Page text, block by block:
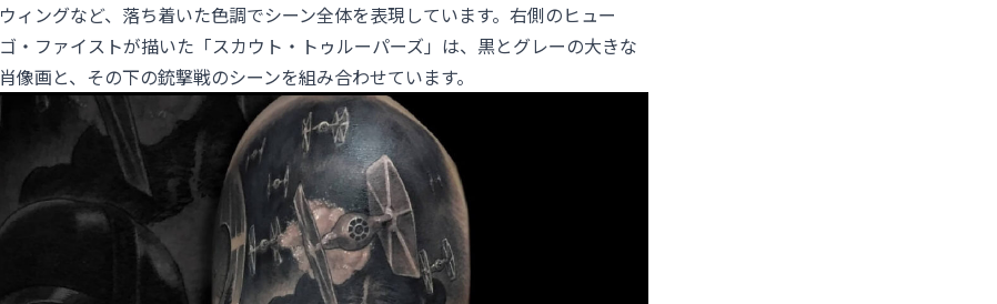
ウィングなど、落ち着いた色調でシーン全体を表現しています。右側のヒュー
ゴ・ファイストが描いた「スカウト・トゥルーパーズ」は、黒とグレーの大きな
肖像画と、その下の銃撃戦のシーンを組み合わせています。